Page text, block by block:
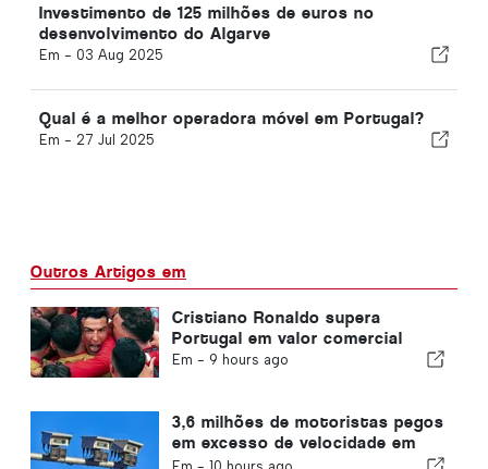
Investimento de 125 milhões de euros no
desenvolvimento do Algarve
Em - 03 Aug 2025
Qual é a melhor operadora móvel em Portugal?
Em - 27 Jul 2025
Outros Artigos em
Cristiano Ronaldo supera
Portugal em valor comercial
Em - 9 hours ago
3,6 milhões de motoristas pegos
em excesso de velocidade em
Portugal em 10 anos